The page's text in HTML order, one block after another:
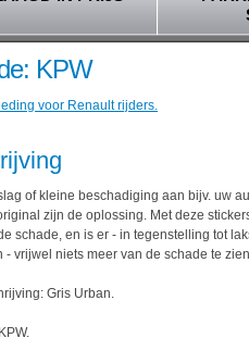
KPW
voor Renault rijders.
of kleine beschadiging aan bijv. uw
zijn de oplossing. Met deze
schade, en is er - in tegenstelling tot
- vrijwel niets meer van de schade te
Gris Urban.